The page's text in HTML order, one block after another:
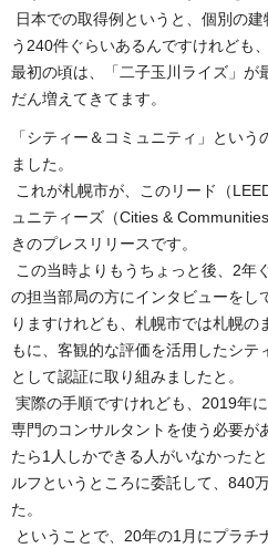
日本での取得例というと、個別の
う240件ぐらいあるんですけれども
最初の頃は、「二子玉川ライズ」が
だん増えてきてます。
「シティー＆コミュニティ」とい
ました。
これが札幌市が、このリード（
ュニティーズ（Cities &
きのプレスリリースです。
この当時よりもうちょっと後、2年
の担当部局の方にインタビューをし
りますけれども、札幌市では札幌の
もに、客観的な評価を活用したシテ
として認証に取り組みましたと。
実際の手順ですけれども、2019年
専門のコンサルタントを使う必要が
たら1人しかできる人がいなかった
ルフというところに委託して、840
た。
ということで、20年の1月にプラチ